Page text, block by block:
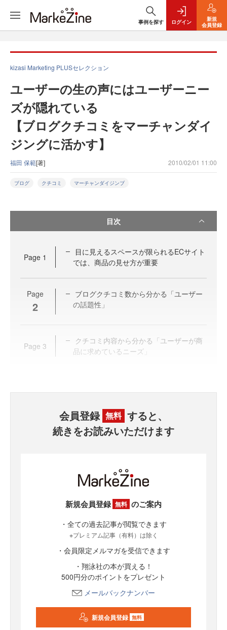
事例を探す ログイン
新規
会員登録
kizasi Marketing PLUSセレクション
ユーザーの生の声にはユーザーニー
ズが隠れている
【ブログクチコミをマーチャンダイ
ジングに活かす】
福田 保範[著] 2010/02/01 11:00
ブログ クチコミ マーチャンダイジンブ
目次
Page 1
目に見えるスペースが限られるECサイト
では、商品の見せ方が重要
Page
2
ブログクチコミ数から分かる「ユーザー
の話題性」
Page 3
クチコミ内容から分かる「ユーザーが商
品に求めているニーズ」
会員登録 無料 すると、
続きをお読みいただけます
新規会員登録 無料 のご案内
・全ての過去記事が閲覧できます
※プレミアム記事（有料）は除く
・会員限定メルマガを受信できます
・翔泳社の本が買える！
500円分のポイントをプレゼント
メールバックナンバー
新規会員登録 無料